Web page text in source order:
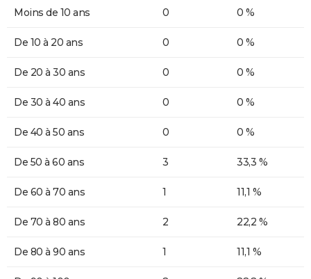
Moins de 10 ans 0 0 %
De 10 à 20 ans 0 0 %
De 20 à 30 ans 0 0 %
De 30 à 40 ans 0 0 %
De 40 à 50 ans 0 0 %
De 50 à 60 ans 3 33,3 %
De 60 à 70 ans 1 11,1 %
De 70 à 80 ans 2 22,2 %
De 80 à 90 ans 1 11,1 %